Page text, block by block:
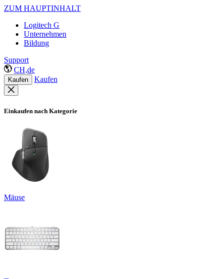
ZUM HAUPTINHALT
Logitech G
Unternehmen
Bildung
Support
CH,de
Kaufen Kaufen
Einkaufen nach Kategorie
Mäuse